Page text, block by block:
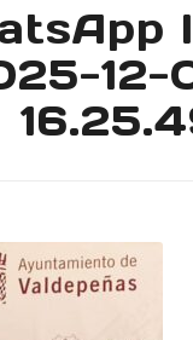
12-